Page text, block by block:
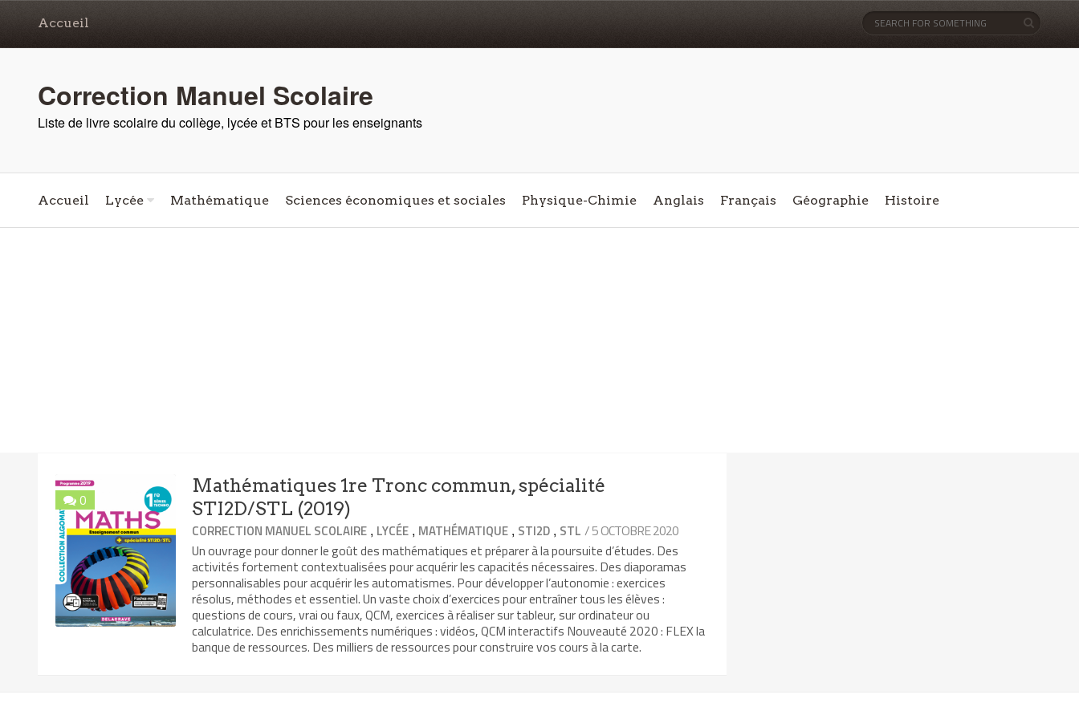
Accueil
Correction Manuel Scolaire
Liste de livre scolaire du collège, lycée et BTS pour les enseignants
Accueil Lycée Mathématique Sciences économiques et sociales Physique-Chimie Anglais Français Géographie Histoire
0
Mathématiques 1re Tronc commun, spécialité
STI2D/STL (2019)
CORRECTION MANUEL SCOLAIRE , LYCÉE , MATHÉMATIQUE , STI2D , STL / 5 OCTOBRE 2020
Un ouvrage pour donner le goût des mathématiques et préparer à la poursuite d’études. Des
activités fortement contextualisées pour acquérir les capacités nécessaires. Des diaporamas
personnalisables pour acquérir les automatismes. Pour développer l’autonomie : exercices
résolus, méthodes et essentiel. Un vaste choix d’exercices pour entraîner tous les élèves :
questions de cours, vrai ou faux, QCM, exercices à réaliser sur tableur, sur ordinateur ou
calculatrice. Des enrichissements numériques : vidéos, QCM interactifs Nouveauté 2020 : FLEX la
banque de ressources. Des milliers de ressources pour construire vos cours à la carte.